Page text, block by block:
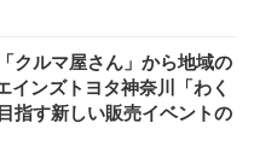
クルマ屋さん」から地域の
ンズトヨタ神奈川「わく
指す新しい販売イベントの